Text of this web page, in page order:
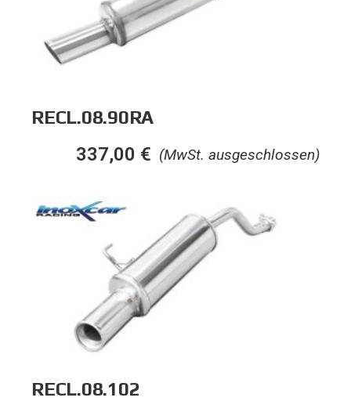
RECL.08.90RA
(MwSt. ausgeschlossen)
337,00 €
RECL.08.102